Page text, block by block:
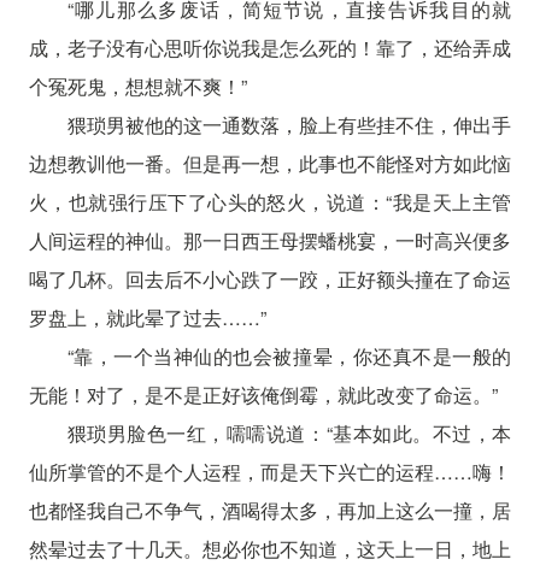
“哪儿那么多废话，简短节说，直接告诉我目的就
成，老子没有心思听你说我是怎么死的！靠了，还给弄成
个冤死鬼，想想就不爽！”
猥琐男被他的这一通数落，脸上有些挂不住，伸出手
边想教训他一番。但是再一想，此事也不能怪对方如此恼
火，也就强行压下了心头的怒火，说道：“我是天上主管
人间运程的神仙。那一日西王母摆蟠桃宴，一时高兴便多
喝了几杯。回去后不小心跌了一跤，正好额头撞在了命运
罗盘上，就此晕了过去……”
“靠，一个当神仙的也会被撞晕，你还真不是一般的
无能！对了，是不是正好该俺倒霉，就此改变了命运。”
猥琐男脸色一红，嚅嚅说道：“基本如此。不过，本
仙所掌管的不是个人运程，而是天下兴亡的运程……嗨！
也都怪我自己不争气，酒喝得太多，再加上这么一撞，居
然晕过去了十几天。想必你也不知道，这天上一日，地上